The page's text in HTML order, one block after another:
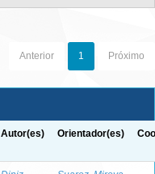
Anterior 1 Próximo
Autor(es) Orientador(es)